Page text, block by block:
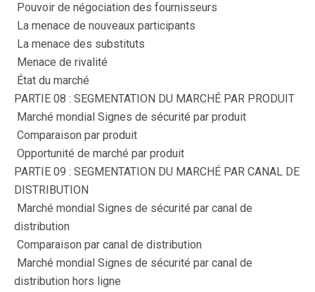
 Pouvoir de négociation des fournisseurs
 La menace de nouveaux participants
 La menace des substituts
 Menace de rivalité
 État du marché
PARTIE 08 : SEGMENTATION DU MARCHÉ PAR PRODUIT
 Marché mondial Signes de sécurité par produit
 Comparaison par produit
 Opportunité de marché par produit
PARTIE 09 : SEGMENTATION DU MARCHÉ PAR CANAL DE
DISTRIBUTION
 Marché mondial Signes de sécurité par canal de
distribution
 Comparaison par canal de distribution
 Marché mondial Signes de sécurité par canal de
distribution hors ligne